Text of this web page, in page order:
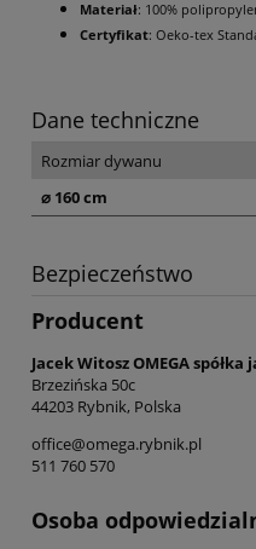
Materiał: 100%
Certyfikat: Oeko-tex
Dane techniczne
Rozmiar dywanu
⌀ 160 cm
Bezpieczeństwo
Producent
Jacek Witosz OMEGA
Brzezińska 50c
44203 Rybnik, Polska
office@omega.rybnik.pl
511 760 570
Osoba